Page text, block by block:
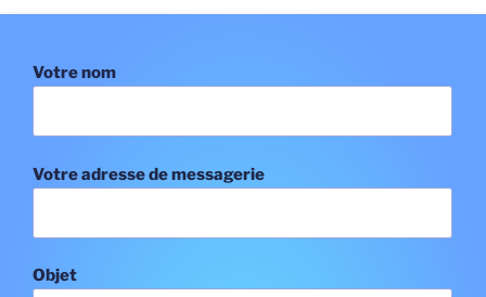
Votre nom
Votre adresse de messagerie
Objet